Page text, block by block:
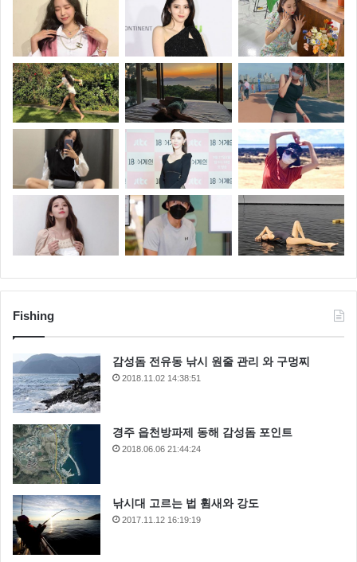
Fishing
감성돔 전유동 낚시 원줄 관리 와 구멍찌
2018.11.02 14:38:51
경주 읍천방파제 동해 감성돔 포인트
2018.06.06 21:44:24
낚시대 고르는 법 휨새와 강도
2017.11.12 16:19:19